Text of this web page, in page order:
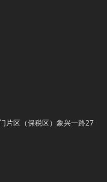
片区（保税区）象兴一路27